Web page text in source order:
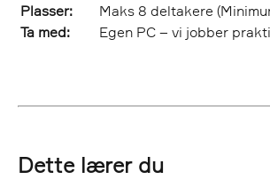
Plasser:
Maks 8 deltakere
Ta med:
Egen PC – vi jobber
Dette lærer du